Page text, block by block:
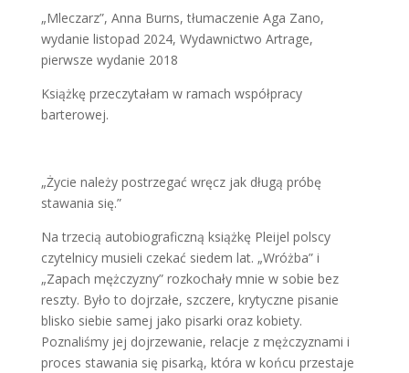
„Mleczarz”, Anna Burns, tłumaczenie Aga Zano,
wydanie listopad 2024, Wydawnictwo Artrage,
pierwsze wydanie 2018
Książkę przeczytałam w ramach współpracy
barterowej.
„Życie należy postrzegać wręcz jak długą próbę
stawania się.”
Na trzecią autobiograficzną książkę Pleijel polscy
czytelnicy musieli czekać siedem lat. „Wróżba” i
„Zapach mężczyzny” rozkochały mnie w sobie bez
reszty. Było to dojrzałe, szczere, krytyczne pisanie
blisko siebie samej jako pisarki oraz kobiety.
Poznaliśmy jej dojrzewanie, relacje z mężczyznami i
proces stawania się pisarką, która w końcu przestaje